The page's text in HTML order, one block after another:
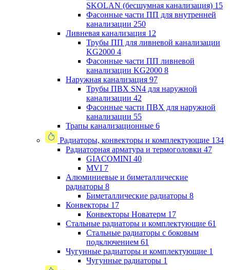
SKOLAN (бесшумная канализация) 15
Фасонные части ПП для внутренней
канализации 250
Ливневая канализация 12
Трубы ПП для ливневой канализации
KG2000 4
Фасонные части ПП ливневой
канализации KG2000 8
Наружная канализация 97
Трубы ПВХ SN4 для наружной
канализации 42
Фасонные части ПВХ для наружной
канализации 55
Трапы канализационные 6
Радиаторы, конвекторы и комплектующие 134
Радиаторная арматура и термоголовки 47
GIACOMINI 40
MVI 7
Алюминиевые и биметаллические
радиаторы 8
Биметаллические радиаторы 8
Конвекторы 17
Конвекторы Новатерм 17
Стальные радиаторы и комплектующие 61
Стальные радиаторы с боковым
подключением 61
Чугунные радиаторы и комплектующие 1
Чугунные радиаторы 1